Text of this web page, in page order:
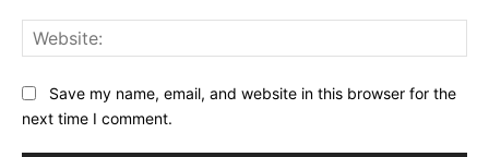
Save my name, email, and website in this browser for the
next time I comment.